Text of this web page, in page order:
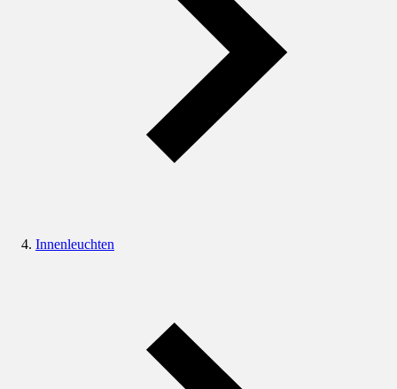
Innenleuchten